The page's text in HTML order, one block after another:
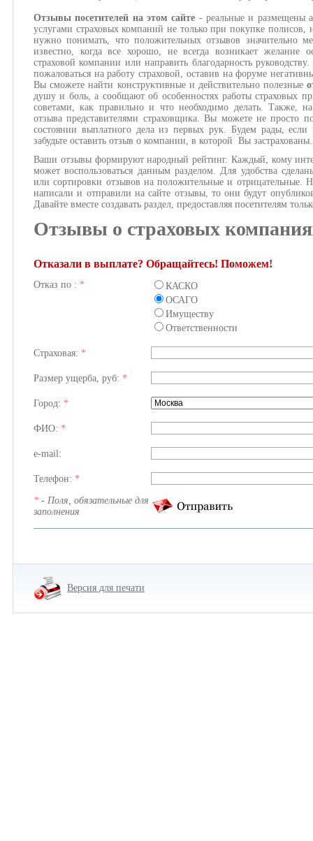
Отзывы посетителей на этом сайте - реальные и размещены
услугами страховых компаний не только при покупке
нужно понимать, что положительных отзывов значительно
известно, когда все хорошо, не всегда возникает желание
страховой компании или направить благодарность
пожаловаться на работу страховой, оставив на форуме
Вы сможете найти конструктивные и действительно полезные
душу и боль, а сообщают об особенностях работы страховых
советами, как правильно и что необходимо делать. Также,
отзыва представителями страховщика. Вы можете не просто
состоянии выплатного дела из первых рук. Будем рады, если
забудьте оставить отзыв о компании, в которой Вы
Ваши отзывы формируют народный рейтинг. Каждый, кому
может воспользоваться данным разделом. Для удобства
или сортировки отзывов на положительные и отрицательные.
написали и отправили на сайте отзывы, то они будут
Давайте вместе создавать раздел, предоставляя посетителям
Отзывы о страховых
Отказали в выплате? Обращайтесь! Поможем!
Отказ по : *
КАСКО
ОСАГО
Имуществу
Ответственности
Страховая: *
Размер ущерба, руб: *
Город: *
ФИО: *
e-mail:
Телефон: *
* - Поля, обязательные для
заполнения
Версия для печати